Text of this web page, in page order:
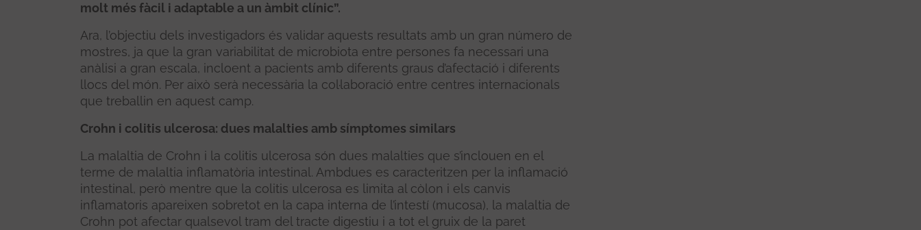
molt més fàcil i adaptable a un àmbit clínic”.
Ara, l’objectiu dels investigadors és validar aquests resultats amb un gran número de
mostres, ja que la gran variabilitat de microbiota entre persones fa necessari una
anàlisi a gran escala, incloent a pacients amb diferents graus d’afectació i diferents
llocs del món. Per això serà necessària la col·laboració entre centres internacionals
que treballin en aquest camp.
Crohn i colitis ulcerosa: dues malalties amb símptomes similars
La malaltia de Crohn i la colitis ulcerosa són dues malalties que s’inclouen en el
terme de malaltia inflamatòria intestinal. Ambdues es caracteritzen per la inflamació
intestinal, però mentre que la colitis ulcerosa es limita al còlon i els canvis
inflamatoris apareixen sobretot en la capa interna de l’intestí (mucosa), la malaltia de
Crohn pot afectar qualsevol tram del tracte digestiu i a tot el gruix de la paret